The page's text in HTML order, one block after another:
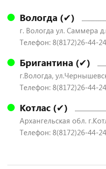
Вологда (✔)
г. Вологда ул. Саммера
Телефон: 8(8172)26-44-
Бригантина (✔)
г.Вологда,
Телефон: 8(8172)26-44-
Котлас (✔)
Архангельская обл.
Телефон: 8(8172)26-44-